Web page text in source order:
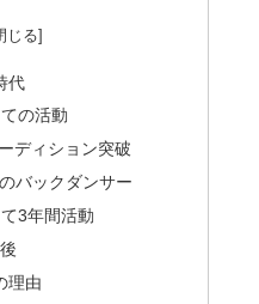
代
の活動
ディション突破
バックダンサー
3年間活動
理由